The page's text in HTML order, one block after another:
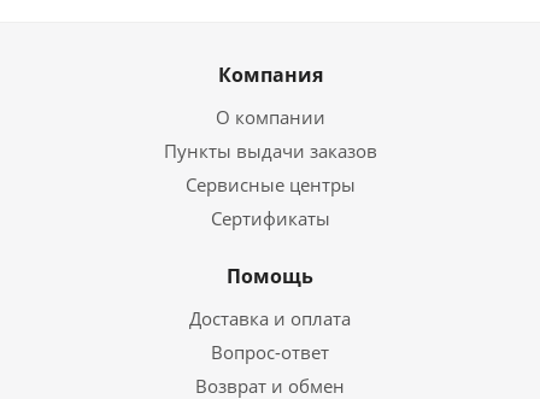
Компания
О компании
Пункты выдачи заказов
Сервисные центры
Сертификаты
Помощь
Доставка и оплата
Вопрос-ответ
Возврат и обмен